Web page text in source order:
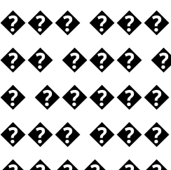
���